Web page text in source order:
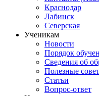
Краснодар
Лабинск
Северская
Ученикам
Новости
Порядок
Сведения об
Полезные
Статьи
Вопрос-ответ